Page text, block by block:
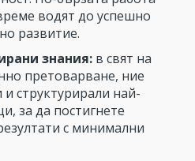
водят до успешно
развитие.
знания: в свят на
претоварване, ние
структурирали най-
за да постигнете
с минимални